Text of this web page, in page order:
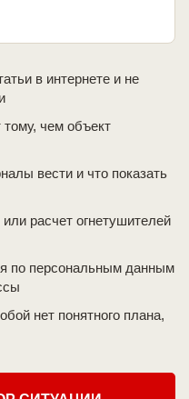
в интернете и не
чем объект
вести и что показать
расчет огнетушителей
по персональным данным
нет понятного плана,